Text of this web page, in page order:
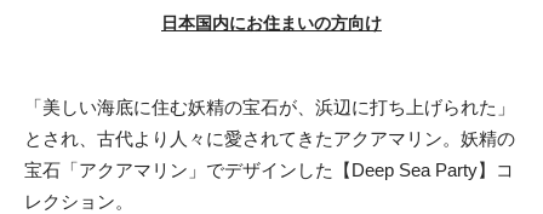
日本国内にお住まいの方向け
「美しい海底に住む妖精の宝石が、浜辺に打ち上げられた」
とされ、古代より人々に愛されてきたアクアマリン。妖精の
宝石「アクアマリン」でデザインした【Deep Sea Party】コ
レクション。